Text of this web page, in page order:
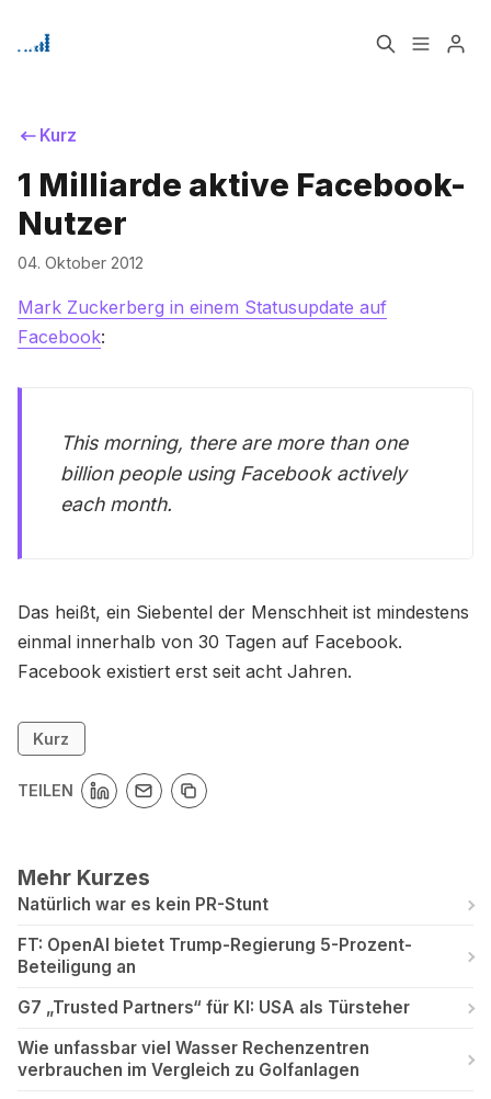
Home
Kurz
1 Milliarde aktive Facebook-
Nutzer
04. Oktober 2012
Mark Zuckerberg in einem Statusupdate auf
Facebook:
This morning, there are more than one
billion people using Facebook actively
each month.
Das heißt, ein Siebentel der Menschheit ist mindestens
einmal innerhalb von 30 Tagen auf Facebook.
Facebook existiert erst seit acht Jahren.
Kurz
TEILEN
Mehr Kurzes
Natürlich war es kein PR-Stunt
FT: OpenAI bietet Trump-Regierung 5-Prozent-
Beteiligung an
G7 „Trusted Partners“ für KI: USA als Türsteher
Wie unfassbar viel Wasser Rechenzentren
verbrauchen im Vergleich zu Golfanlagen